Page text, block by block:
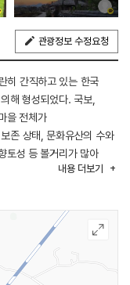
관광정보 수정요청
히 간직하고 있는 한국
해 형성되었다. 국보,
을 전체가
존 상태, 문화유산의 수와
토성 등 볼거리가 많아
고 특색 있는 우리나라
치와 코스를 파악하고
마을을 둘러볼 때는
면 더욱 좋을 것이다.
내용 더보기